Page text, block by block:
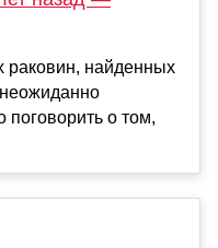
раковин, найденных
поговорить о том,